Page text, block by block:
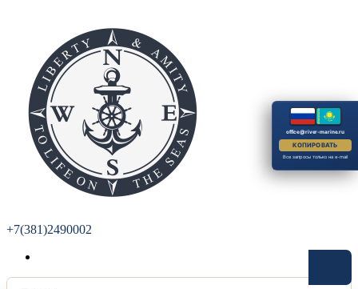
+7(381)2490002
office@river-marine.ru
КОПИРОВАТЬ
Все запросы только на e-mail